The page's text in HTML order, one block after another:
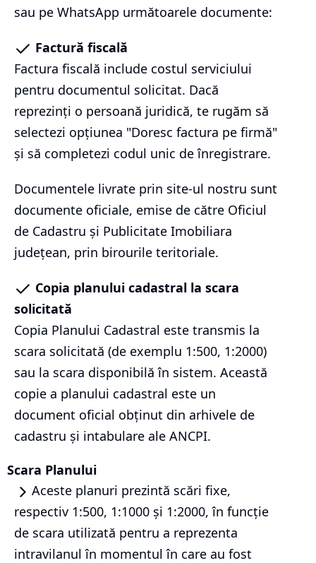
sau pe WhatsApp următoarele documente:
Factură fiscală
Factura fiscală include costul serviciului
pentru documentul solicitat. Dacă
reprezinți o persoană juridică, te rugăm să
selectezi opțiunea "Doresc factura pe firmă"
și să completezi codul unic de înregistrare.
Documentele livrate prin site-ul nostru sunt
documente oficiale, emise de către Oficiul
de Cadastru și Publicitate Imobiliara
județean, prin birourile teritoriale.
Copia planului cadastral la scara
solicitată
Copia Planului Cadastral este transmis la
scara solicitată (de exemplu 1:500, 1:2000)
sau la scara disponibilă în sistem. Această
copie a planului cadastral este un
document oficial obținut din arhivele de
cadastru și intabulare ale ANCPI.
Scara Planului
Aceste planuri prezintă scări fixe,
respectiv 1:500, 1:1000 și 1:2000, în funcție
de scara utilizată pentru a reprezenta
intravilanul în momentul în care au fost